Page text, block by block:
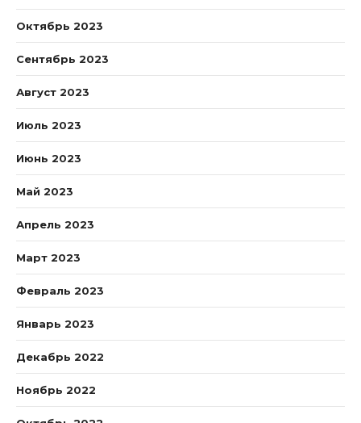
Октябрь 2023
Сентябрь 2023
Август 2023
Июль 2023
Июнь 2023
Май 2023
Апрель 2023
Март 2023
Февраль 2023
Январь 2023
Декабрь 2022
Ноябрь 2022